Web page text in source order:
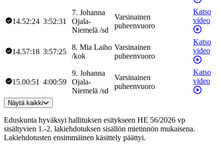
14.52:24 3:52:31
7. Johanna
Ojala-
Niemelä /sd
Varsinainen
puheenvuoro
Katso
video
14.57:18 3:57:25
8. Mia Laiho
/kok
Varsinainen
puheenvuoro
Katso
video
15.00:51 4:00:59
9. Johanna
Ojala-
Niemelä /sd
Varsinainen
puheenvuoro
Katso
video
Näytä kaikki
Eduskunta hyväksyi hallituksen esitykseen HE 56/2026 vp
sisältyvien 1.-2. lakiehdotuksen sisällön mietinnön mukaisena.
Lakiehdotusten ensimmäinen käsittely päättyi.